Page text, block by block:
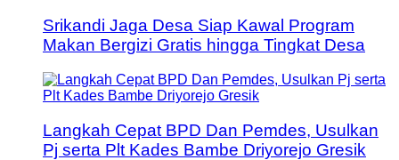
Srikandi Jaga Desa Siap Kawal Program
Makan Bergizi Gratis hingga Tingkat Desa
Langkah Cepat BPD Dan Pemdes, Usulkan
Pj serta Plt Kades Bambe Driyorejo Gresik